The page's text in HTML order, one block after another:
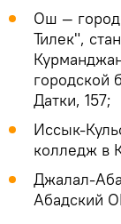
Ош —
Тилек",
городской
Датки, 157;
Иссык-
колледж в
Джалал-
Абадский